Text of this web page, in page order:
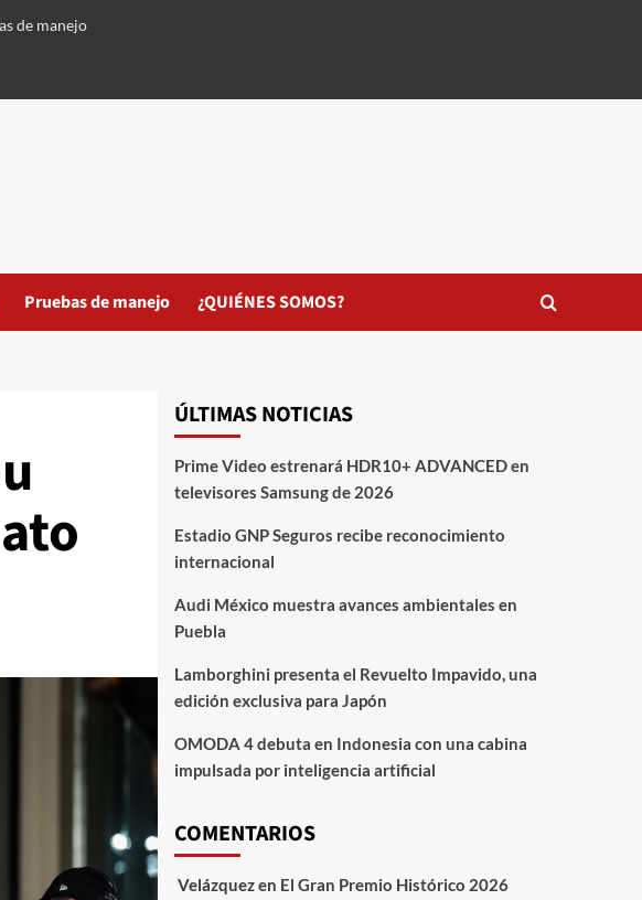
de manejo
Pruebas de manejo ¿QUIÉNES SOMOS?
ÚLTIMAS NOTICIAS
Prime Video estrenará HDR10+ ADVANCED en
televisores Samsung de 2026
Estadio GNP Seguros recibe reconocimiento
internacional
Audi México muestra avances ambientales en
Puebla
Lamborghini presenta el Revuelto Impavido, una
edición exclusiva para Japón
OMODA 4 debuta en Indonesia con una cabina
impulsada por inteligencia artificial
COMENTARIOS
Velázquezen El Gran Premio Histórico 2026